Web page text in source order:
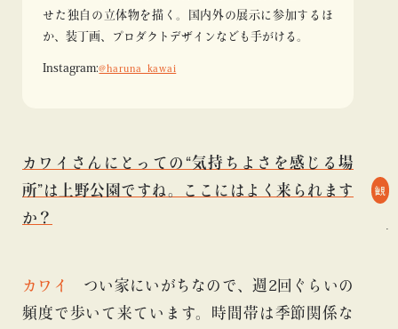
せた独自の立体物を描く。国内外の展示に参加するほ
か、装丁画、プロダクトデザインなども手がける。
Instagram:@haruna_kawai
カワイさんにとっての“気持ちよさを感じる場
所”は上野公園ですね。ここにはよく来られます
か？
カワイ
つい家にいがちなので、週2回ぐらいの
頻度で歩いて来ています。時間帯は季節関係な
観
#T